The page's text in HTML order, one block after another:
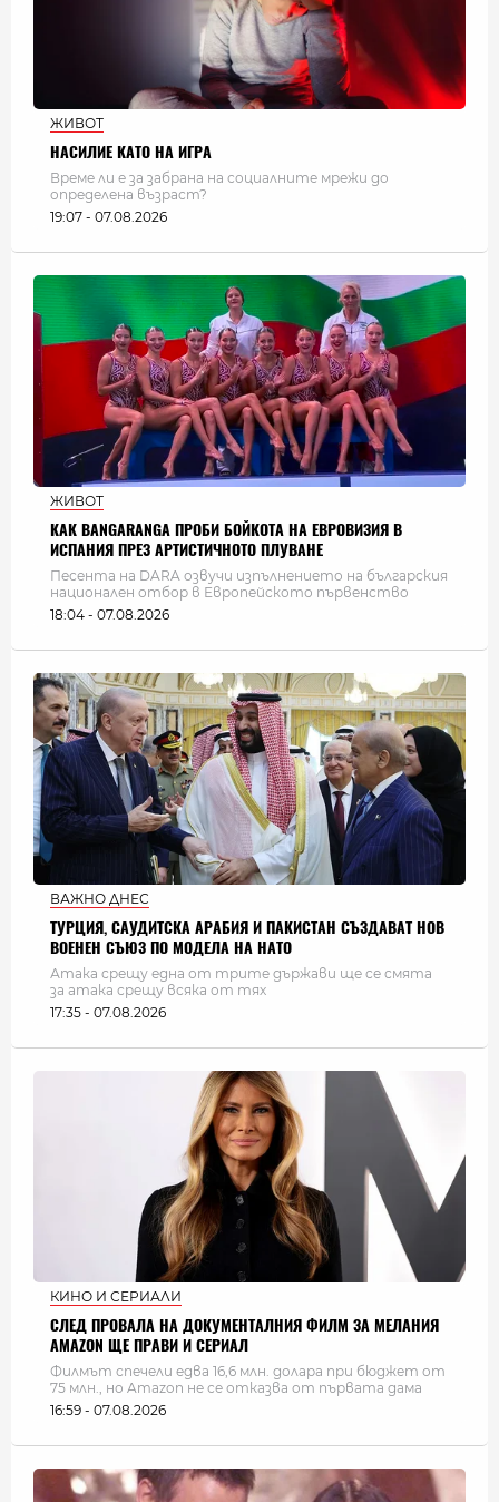
ЖИВОТ
НАСИЛИЕ КАТО НА ИГРА
Време ли е за забрана на социалните мрежи до
определена възраст?
19:07 - 07.08.2026
ЖИВОТ
КАК BANGARANGA ПРОБИ БОЙКОТА НА ЕВРОВИЗИЯ В
ИСПАНИЯ ПРЕЗ АРТИСТИЧНОТО ПЛУВАНЕ
Песента на DARA озвучи изпълнението на българския
национален отбор в Европейското първенство
18:04 - 07.08.2026
ВАЖНО ДНЕС
ТУРЦИЯ, САУДИТСКА АРАБИЯ И ПАКИСТАН СЪЗДАВАТ НОВ
ВОЕНЕН СЪЮЗ ПО МОДЕЛА НА НАТО
Атака срещу една от трите държави ще се смята
за атака срещу всяка от тях
17:35 - 07.08.2026
КИНО И СЕРИАЛИ
СЛЕД ПРОВАЛА НА ДОКУМЕНТАЛНИЯ ФИЛМ ЗА МЕЛАНИЯ
AMAZON ЩЕ ПРАВИ И СЕРИАЛ
Филмът спечели едва 16,6 млн. долара при бюджет от
75 млн., но Amazon не се отказва от първата дама
16:59 - 07.08.2026